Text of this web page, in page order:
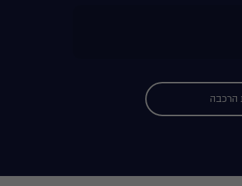
הרכבה